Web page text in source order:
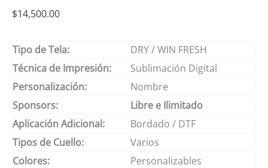
$14,500.00
Tipo de Tela:
DRY / WIN FRESH
Técnica de Impresión:
Sublimación Digital
Personalización:
Nombre
Sponsors:
Libre e Ilimitado
Aplicación Adicional:
Bordado / DTF
Tipos de Cuello:
Varios
Colores:
Personalizables